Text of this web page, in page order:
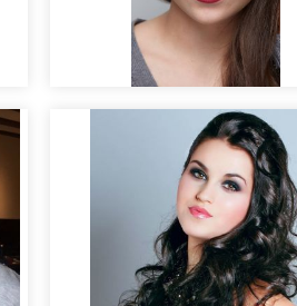
Maquillaje para book de